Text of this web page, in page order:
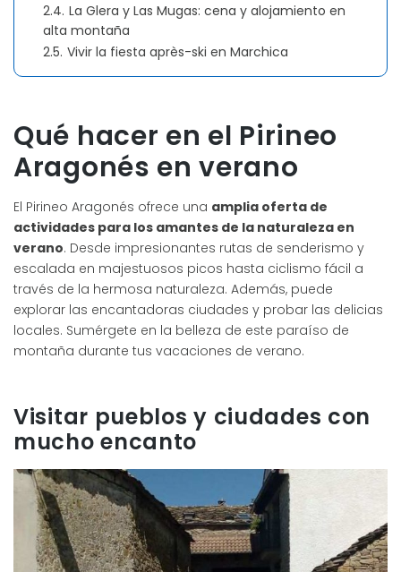
2.4. La Glera y Las Mugas: cena y alojamiento en
alta montaña
2.5. Vivir la fiesta après-ski en Marchica
Qué hacer en el Pirineo
Aragonés en verano
El Pirineo Aragonés ofrece una amplia oferta de
actividades para los amantes de la naturaleza en
verano. Desde impresionantes rutas de senderismo y
escalada en majestuosos picos hasta ciclismo fácil a
través de la hermosa naturaleza. Además, puede
explorar las encantadoras ciudades y probar las delicias
locales. Sumérgete en la belleza de este paraíso de
montaña durante tus vacaciones de verano.
Visitar pueblos y ciudades con
mucho encanto